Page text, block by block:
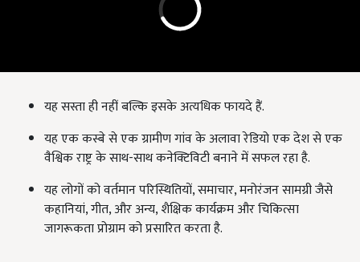
यह सस्ता ही नहीं बल्कि इसके अत्यधिक फायदे हैं.
यह एक कस्बे से एक ग्रामीण गांव के अलावा रेडियो एक देश से एक
वैश्विक राष्ट्र के साथ-साथ कनेक्टिविटी बनाने में सफल रहा है.
यह लोगों को वर्तमान परिस्थितियों, समाचार, मनोरंजन सामग्री जैसे
कहानियां, गीत, और अन्य, शैक्षिक कार्यक्रम और चिकित्सा
जागरूकता प्रोग्राम को प्रसारित करता है.